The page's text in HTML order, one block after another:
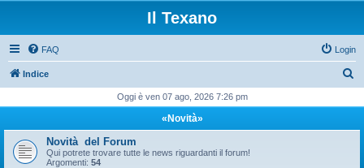
Il Texano
FAQ Login
Indice
c
Oggi è ven 07 ago, 2026 7:26 pm
«Novità»
Novità del Forum
Qui potrete trovare tutte le news riguardanti il forum!
Argomenti: 54